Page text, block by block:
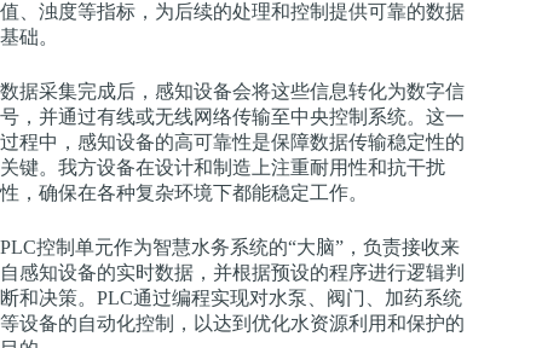
值、浊度等指标，为后续的处理和控制提供可靠的数据
基础。
数据采集完成后，感知设备会将这些信息转化为数字信
号，并通过有线或无线网络传输至中央控制系统。这一
过程中，感知设备的高可靠性是保障数据传输稳定性的
关键。我方设备在设计和制造上注重耐用性和抗干扰
性，确保在各种复杂环境下都能稳定工作。
PLC控制单元作为智慧水务系统的“大脑”，负责接收来
自感知设备的实时数据，并根据预设的程序进行逻辑判
断和决策。PLC通过编程实现对水泵、阀门、加药系统
等设备的自动化控制，以达到优化水资源利用和保护的